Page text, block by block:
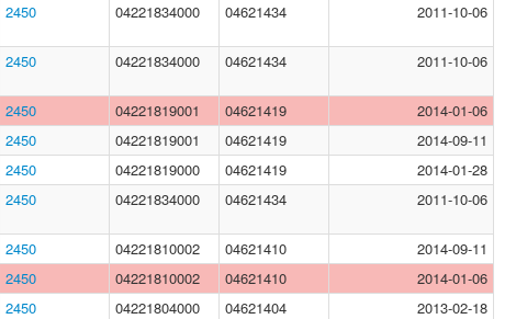
2450 04221834000 04621434 2011-10-06
2450 04221834000 04621434 2011-10-06
2450 04221819001 04621419
2014-01-06
2450 04221819001 04621419
2014-09-11
2450 04221819000 04621419
2014-01-28
2450 04221834000 04621434 2011-10-06
2450 04221810002 04621410
2014-09-11
2450 04221810002 04621410
2014-01-06
2450 04221804000 04621404 2013-02-18